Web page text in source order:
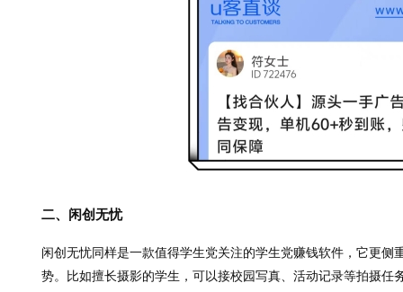
二、闲创无忧
闲创无忧同样是一款值得学生党关注的学生党赚钱软件，它更侧
势。比如擅长摄影的学生，可以接校园写真、活动记录等拍摄任